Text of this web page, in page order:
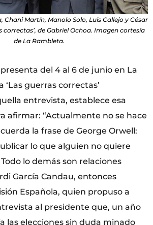
Chani Martín, Manolo Solo, Luis Callejo y César
correctas’, de Gabriel Ochoa. Imagen cortesía
de La Rambleta.
del 4 al 6 de junio en La
‘Las guerras correctas’
entrevista, establece esa
afirmar: “Actualmente no se hace
la frase de George Orwell:
lo que alguien no quiere
lo demás son relaciones
García Candau, entonces
Española, quien propuso a
al presidente que, un año
las elecciones sin duda minado